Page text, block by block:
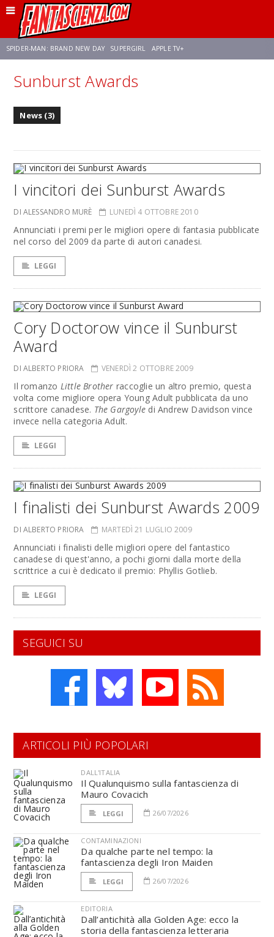
SPIDER-MAN: BRAND NEW DAY SUPERGIRL APPLE TV+
FRANCO RICCIARDIELLO ZENDAYA STAR TREK
Sunburst Awards
News (3)
I vincitori dei Sunburst Awards
DI ALESSANDRO MURÈ LUNEDÌ 4 OTTOBRE 2010
Annunciati i premi per le migliori opere di fantasia pubblicate
nel corso del 2009 da parte di autori canadesi.
LEGGI
Cory Doctorow vince il Sunburst
Award
DI ALBERTO PRIORA VENERDÌ 2 OTTOBRE 2009
Il romanzo Little Brother raccoglie un altro premio, questa
volta come migliore opera Young Adult pubblicata da uno
scrittore canadese. The Gargoyle di Andrew Davidson vince
invece nella categoria Adult.
LEGGI
I finalisti dei Sunburst Awards 2009
DI ALBERTO PRIORA MARTEDÌ 21 LUGLIO 2009
Annunciati i finalisti delle migliori opere del fantastico
canadese di quest'anno, a pochi giorni dalla morte della
scrittrice a cui è dedicato il premio: Phyllis Gotlieb.
LEGGI
SEGUICI SU
ARTICOLI PIÙ POPOLARI
DALL'ITALIA
Il Qualunquismo sulla fantascienza di
Mauro Covacich
LEGGI 26/07/2026
CONTAMINAZIONI
Da qualche parte nel tempo: la
fantascienza degli Iron Maiden
LEGGI 26/07/2026
EDITORIA
Dall’antichità alla Golden Age: ecco la
storia della fantascienza letteraria